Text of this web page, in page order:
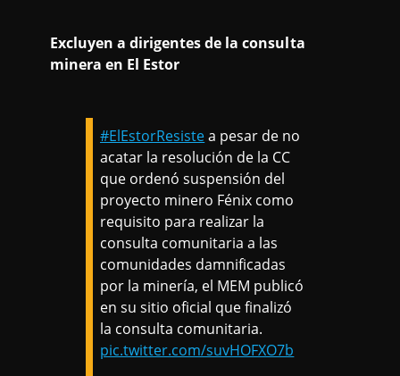
Excluyen a dirigentes de la consulta
minera en El Estor
#ElEstorResistea pesar de no
acatar la resolución de la CC
que ordenó suspensión del
proyecto minero Fénix como
requisito para realizar la
consulta comunitaria a las
comunidades damnificadas
por la minería, el MEM publicó
en su sitio oficial que finalizó
la consulta comunitaria.
pic.twitter.com/suvHOFXO7b